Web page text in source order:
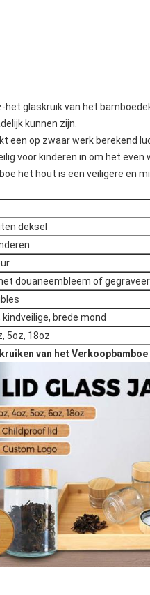
het glaskruik van het
kunnen zijn.
een op zwaar werk
voor kinderen in om het
het hout is een veiligere
deksel
douaneembleem of
brede mond
5oz, 18oz
van het Verkoopbamboe